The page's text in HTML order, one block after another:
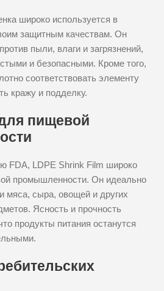
широко используется в
защитным качествам. Он
пыли, влаги и загрязнений,
и безопасными. Кроме того,
соответствовать элементу
кражу и подделку.
пищевой
FDA, LDPE Shrink Film широко
промышленности. Он идеально
мяса, сыра, овощей и других
Ясность и прочность
продукты питания останутся